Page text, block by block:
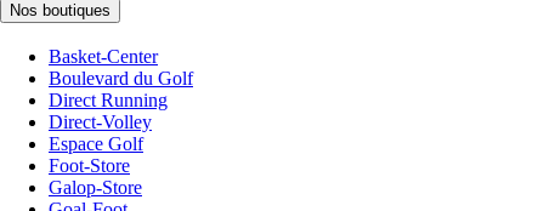
Nos boutiques
Basket-Center
Boulevard du Golf
Direct Running
Direct-Volley
Espace Golf
Foot-Store
Galop-Store